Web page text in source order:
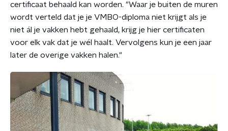
certificaat behaald kan worden. "Waar je buiten de muren
wordt verteld dat je je VMBO-diploma niet krijgt als je
niet ál je vakken hebt gehaald, krijg je hier certificaten
voor elk vak dat je wél haalt. Vervolgens kun je een jaar
later de overige vakken halen."